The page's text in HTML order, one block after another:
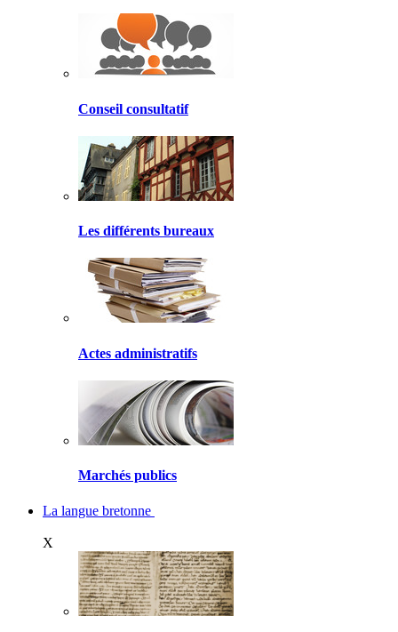
Conseil consultatif
Les différents bureaux
Actes administratifs
Marchés publics
La langue bretonne
X